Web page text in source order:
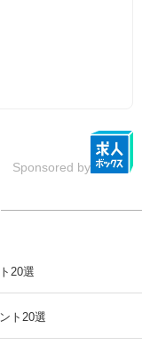
Sponsored by
20選
ト20選